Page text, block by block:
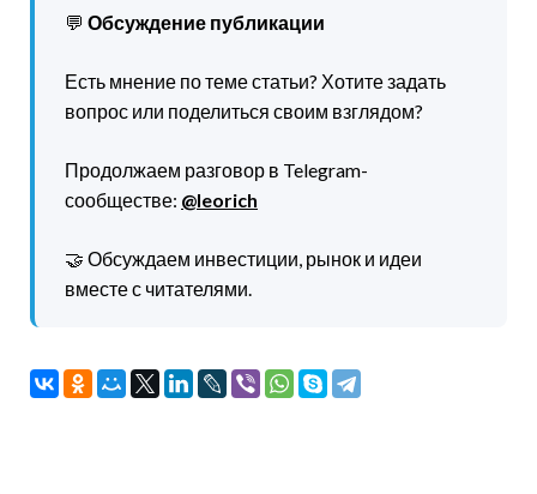
💬 Обсуждение публикации
Есть мнение по теме статьи? Хотите задать
вопрос или поделиться своим взглядом?
Продолжаем разговор в Telegram-
сообществе: @leorich
🤝 Обсуждаем инвестиции, рынок и идеи
вместе с читателями.